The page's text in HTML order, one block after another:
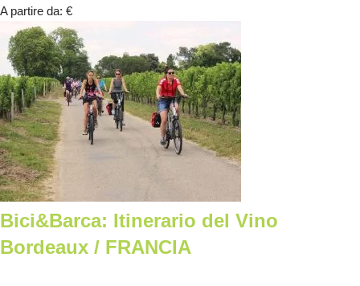
A partire da: €
Bici&Barca: Itinerario del Vino
Bordeaux / FRANCIA